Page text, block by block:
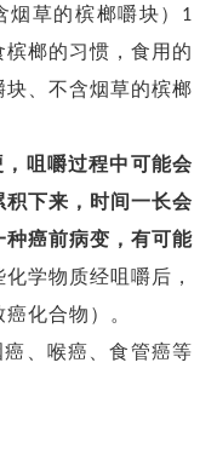
草的槟榔嚼块） 1
榔的习惯，食用的
、不含烟草的槟榔
，咀嚼过程中可能会
下来，时间一长会
癌前病变，有可能
学物质经咀嚼后，
化合物）。
、喉癌、食管癌等